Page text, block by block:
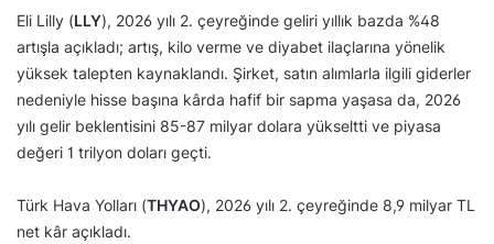
Eli Lilly (LLY), 2026 yılı 2. çeyreğinde geliri yıllık bazda %48
artışla açıkladı; artış, kilo verme ve diyabet ilaçlarına yönelik
yüksek talepten kaynaklandı. Şirket, satın alımlarla ilgili giderler
nedeniyle hisse başına kârda hafif bir sapma yaşasa da, 2026
yılı gelir beklentisini 85-87 milyar dolara yükseltti ve piyasa
değeri 1 trilyon doları geçti.
Türk Hava Yolları (THYAO), 2026 yılı 2. çeyreğinde 8,9 milyar TL
net kâr açıkladı.